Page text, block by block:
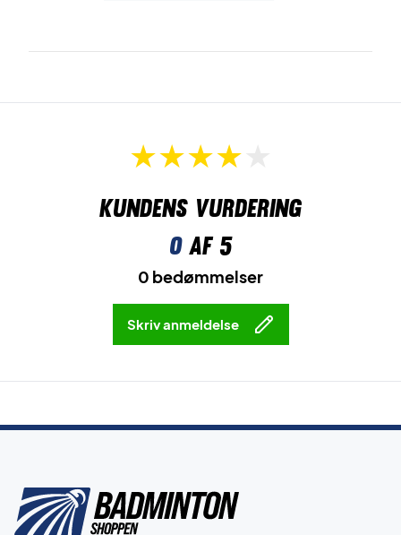
Kundens vurdering
0af 5
0 bedømmelser
Skriv anmeldelse